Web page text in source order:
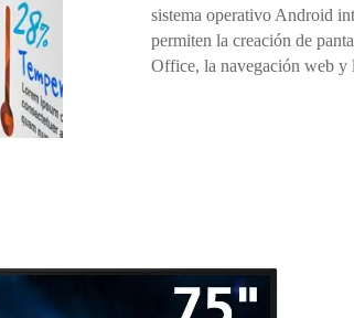
sistema operativo Android
permiten la creación de
Office, la navegación web y